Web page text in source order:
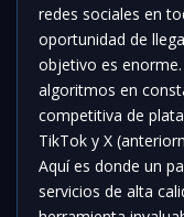
redes sociales en
oportunidad de
objetivo es
algoritmos en
competitiva de
TikTok y X
Aquí es donde un
servicios de alta